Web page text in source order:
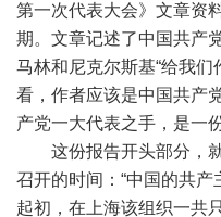
第一次代表大会》文章资
期。文章记述了中国共产
马林和尼克尔斯基“给我
看，作者应该是中国共产
产党一大代表之手，是一
这份报告开头部分，就
召开的时间：“中国的共产
起初，在上海该组织一共